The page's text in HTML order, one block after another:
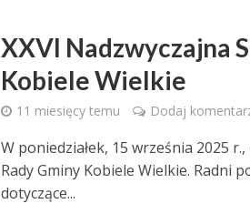
XXVI Nadzwyczajna
Kobiele Wielkie
11 miesięcy temu Dodaj
W poniedziałek, 15 września 2025
Rady Gminy Kobiele Wielkie. Radni
dotyczące...